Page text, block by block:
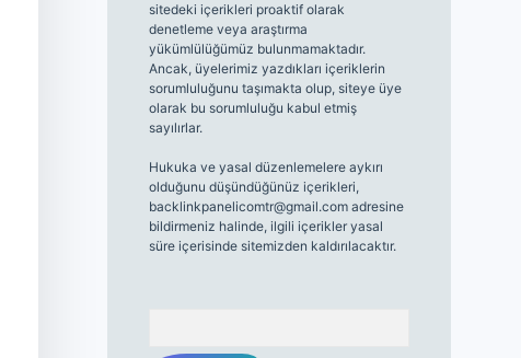
sitedeki içerikleri proaktif olarak
denetleme veya araştırma
yükümlülüğümüz bulunmamaktadır.
Ancak, üyelerimiz yazdıkları içeriklerin
sorumluluğunu taşımakta olup, siteye üye
olarak bu sorumluluğu kabul etmiş
sayılırlar.
Hukuka ve yasal düzenlemelere aykırı
olduğunu düşündüğünüz içerikleri,
backlinkpanelicomtr@gmail.comadresine
bildirmeniz halinde, ilgili içerikler yasal
süre içerisinde sitemizden kaldırılacaktır.